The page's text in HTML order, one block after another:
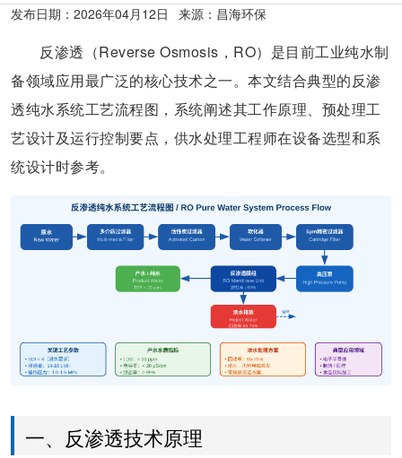
发布日期： 2026年04月12日 来源：昌海环保
反渗透（Reverse Osmosis，RO）是目前工业纯水制
备领域应用最广泛的核心技术之一。本文结合典型的反渗
透纯水系统工艺流程图，系统阐述其工作原理、预处理工
艺设计及运行控制要点，供水处理工程师在设备选型和系
统设计时参考。
一、反渗透技术原理